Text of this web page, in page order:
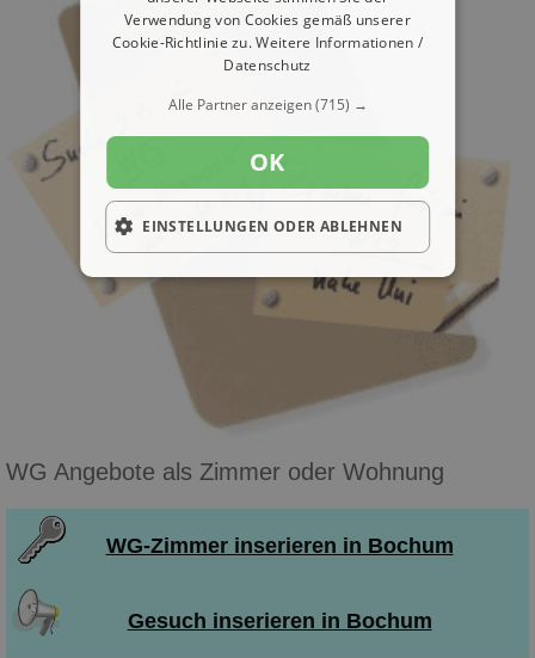
WG Angebote als Zimmer oder Wohnung
WG-Zimmer inserieren in Bochum
Gesuch inserieren in Bochum
Verwendung von Cookies gemäß unserer
Cookie-Richtlinie zu.Weitere Informationen /
Datenschutz
Alle Partner anzeigen(715) →
OK
EINSTELLUNGEN ODER ABLEHNEN